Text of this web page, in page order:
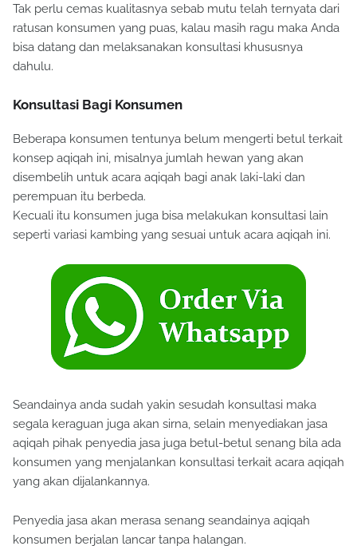
Tak perlu cemas kualitasnya sebab mutu telah ternyata dari
ratusan konsumen yang puas, kalau masih ragu maka Anda
bisa datang dan melaksanakan konsultasi khususnya
dahulu.
Konsultasi Bagi Konsumen
Beberapa konsumen tentunya belum mengerti betul terkait
konsep aqiqah ini, misalnya jumlah hewan yang akan
disembelih untuk acara aqiqah bagi anak laki-laki dan
perempuan itu berbeda.
Kecuali itu konsumen juga bisa melakukan konsultasi lain
seperti variasi kambing yang sesuai untuk acara aqiqah ini.
Seandainya anda sudah yakin sesudah konsultasi maka
segala keraguan juga akan sirna, selain menyediakan jasa
aqiqah pihak penyedia jasa juga betul-betul senang bila ada
konsumen yang menjalankan konsultasi terkait acara aqiqah
yang akan dijalankannya.
Penyedia jasa akan merasa senang seandainya aqiqah
konsumen berjalan lancar tanpa halangan.